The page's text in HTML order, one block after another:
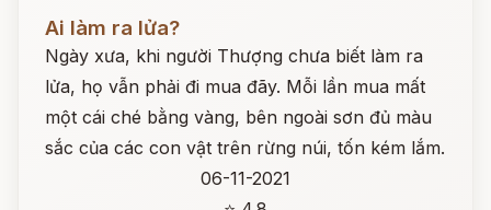
Ai làm ra lửa?
Ngày xưa, khi người Thượng chưa biết làm ra
lửa, họ vẫn phải đi mua đãy. Mỗi lần mua mất
một cái ché bằng vàng, bên ngoài sơn đủ màu
sắc của các con vật trên rừng núi, tốn kém lắm.
06-11-2021